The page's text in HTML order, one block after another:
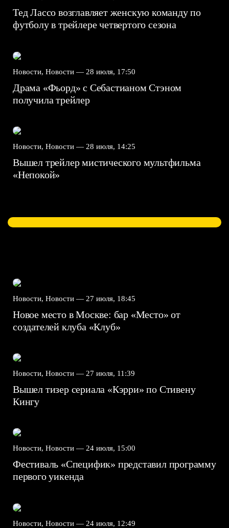
Тед Лассо возглавляет женскую команду по
футболу в трейлере четвертого сезона
Новости, Новости — 28 июля, 17:50
Драма «Фьорд» с Себастианом Стэном
получила трейлер
Новости, Новости — 28 июля, 14:25
Вышел трейлер мистического мультфильма
«Непокой»
Новости, Новости — 27 июля, 18:45
Новое место в Москве: бар «Место» от
создателей клуба «Клуб»
Новости, Новости — 27 июля, 11:39
Вышел тизер сериала «Кэрри» по Стивену
Кингу
Новости, Новости — 24 июля, 15:00
Фестиваль «Специфик» представил программу
первого уикенда
Новости, Новости — 24 июля, 12:49